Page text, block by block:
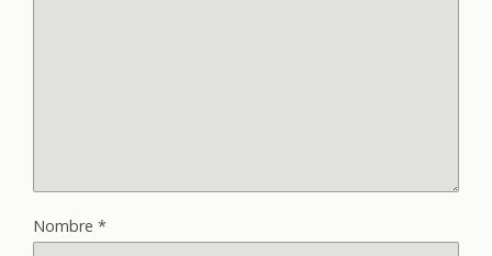
Nombre *